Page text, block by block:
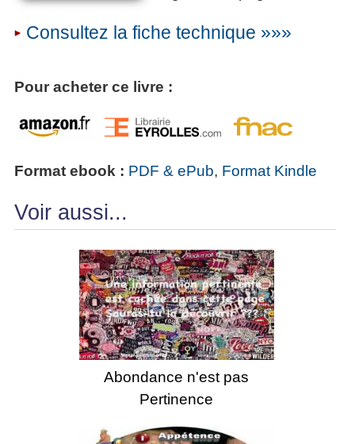
Consultez la fiche technique »»»
Pour acheter ce livre :
Format ebook : PDF & ePub, Format Kindle
Voir aussi...
Abondance n'est pas
Pertinence